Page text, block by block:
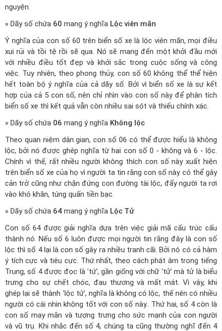
nguyện.
» Dãy số chứa 60 mang ý nghĩa Lộc viên mãn
Ý nghĩa của con số 60 trên biển số xe là lộc viên mãn, mọi điều
xui rủi và tồi tệ rồi sẽ qua. Nó sẽ mang đến một khởi đầu mới
với nhiều điều tốt đẹp và khởi sắc trong cuộc sống và công
việc. Tuy nhiên, theo phong thủy, con số 60 không thể thể hiện
hết toàn bộ ý nghĩa của cả dãy số. Bởi vì biển số xe là sự kết
hợp của cả 5 con số, nên chỉ nhìn vào con số này để phân tích
biển số xe thì kết quả vẫn còn nhiều sai sót và thiếu chính xác.
» Dãy số chứa 06 mang ý nghĩa Không lộc
Theo quan niệm dân gian, con số 06 có thể được hiểu là không
lộc, bởi nó được ghép nghĩa từ hai con số 0 - không và 6 - lộc.
Chính vì thế, rất nhiều người không thích con số này xuất hiện
trên biển số xe của họ vì người ta tin rằng con số này có thể gây
cản trở cũng như chặn đứng con đường tài lộc, đẩy người ta rơi
vào khó khăn, túng quấn tiền bạc.
» Dãy số chứa 64 mang ý nghĩa Lộc Tử
Con số 64 được giải nghĩa dựa trên việc giải mã cấu trúc cấu
thành nó. Nếu số 6 luôn được mọi người tin rằng đây là con số
lộc thì số 4 lại là con số gây ra nhiều tranh cãi. Bởi nó có cả hàm
ý tích cực và tiêu cực. Thứ nhất, theo cách phát âm trong tiếng
Trung, số 4 được đọc là 'tứ', gần giống với chữ 'tử' mà tử là biểu
trưng cho sự chết chóc, đau thương và mất mát. Vì vậy, khi
ghép lại sẽ thành 'lộc tử', nghĩa là không có lộc, thế nên có nhiều
người có cái nhìn không tốt với con số này.. Thứ hai, số 4 còn là
con số may mắn và tượng trưng cho sức mạnh của con người
và vũ trụ. Khi nhắc đến số 4, chúng ta cũng thường nghĩ đến 4